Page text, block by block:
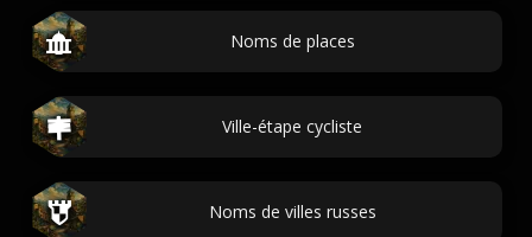
Noms de places
Ville-étape cycliste
Noms de villes russes